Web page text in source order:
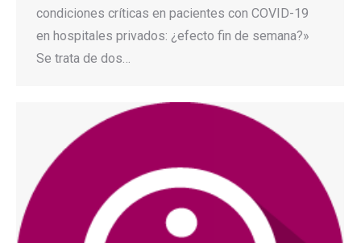
condiciones críticas en pacientes con COVID-19
en hospitales privados: ¿efecto fin de semana?»
Se trata de dos…